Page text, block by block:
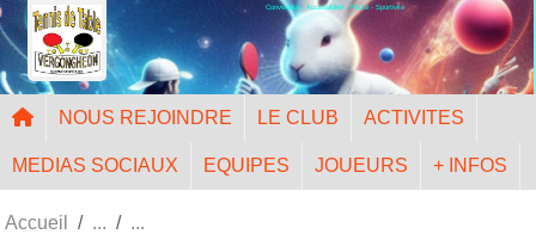
Convivialité - Accessibilité - Mixité - Sportivité
NOUS REJOINDRE LE CLUB ACTIVITES
MEDIAS SOCIAUX EQUIPES JOUEURS + INFOS
Accueil
Panneau de gestion des cookies